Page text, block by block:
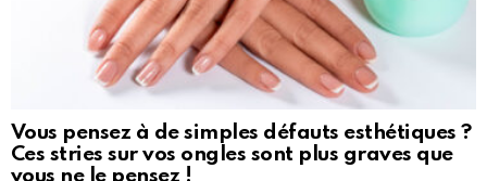
Vous pensez à de simples défauts esthétiques ?
Ces stries sur vos ongles sont plus graves que
vous ne le pensez !